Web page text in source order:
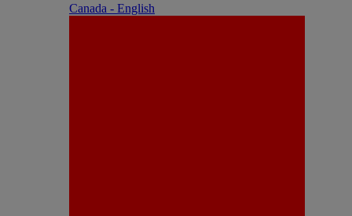
Canada - English